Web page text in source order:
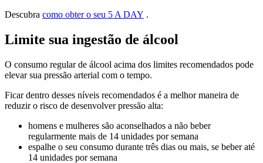
Descubra como obter o seu 5 A DAY .
Limite sua ingestão de álcool
O consumo regular de álcool acima dos limites recomendados pode
elevar sua pressão arterial com o tempo.
Ficar dentro desses níveis recomendados é a melhor maneira de
reduzir o risco de desenvolver pressão alta:
homens e mulheres são aconselhados a não beber
regularmente mais de 14 unidades por semana
espalhe o seu consumo durante três dias ou mais, se beber até
14 unidades por semana